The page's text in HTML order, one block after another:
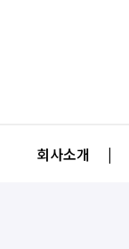
회사소개 |